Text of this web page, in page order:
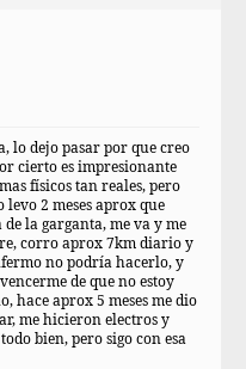
lo dejo pasar por que creo
cierto es impresionante
físicos tan reales, pero
2 meses aprox que
la garganta, me va y me
corro aprox 7km diario y
no podría hacerlo, y
de que no estoy
hace aprox 5 meses me dio
me hicieron electros y
bien, pero sigo con esa